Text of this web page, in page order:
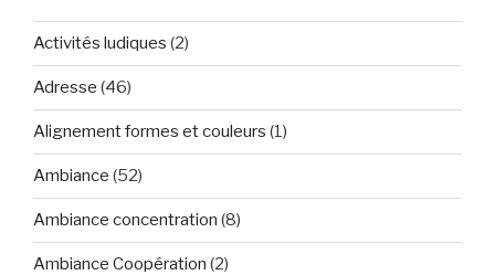
Activités ludiques (2)
Adresse (46)
Alignement formes et couleurs (1)
Ambiance (52)
Ambiance concentration (8)
Ambiance Coopération (2)